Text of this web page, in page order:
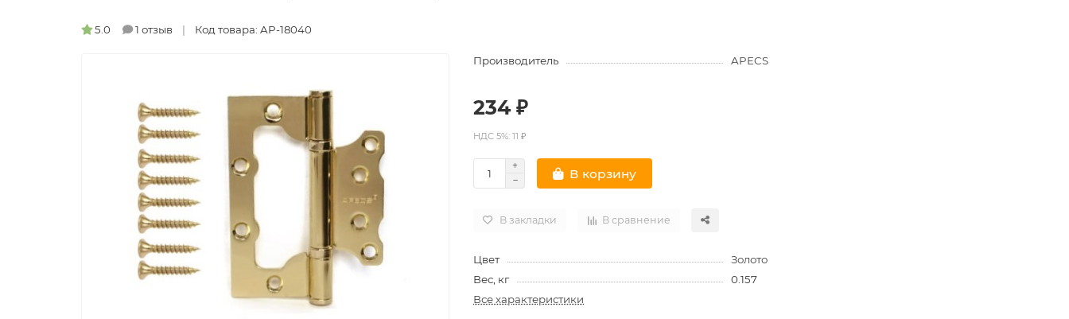
5.0 1 отзыв Код товара: AP-18040
Производитель APECS
234 ₽
НДС 5%: 11 ₽
В корзину
В закладки В сравнение
Цвет
Золото
Вес, кг
0.157
Все характеристики